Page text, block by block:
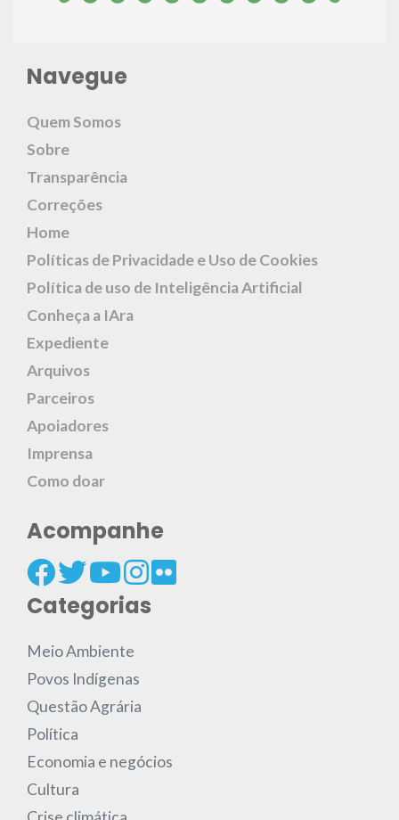
Navegue
Quem Somos
Sobre
Transparência
Correções
Home
Políticas de Privacidade e Uso de Cookies
Política de uso de Inteligência Artificial
Conheça a IAra
Expediente
Arquivos
Parceiros
Apoiadores
Imprensa
Como doar
Acompanhe
Categorias
Meio Ambiente
Povos Indígenas
Questão Agrária
Política
Economia e negócios
Cultura